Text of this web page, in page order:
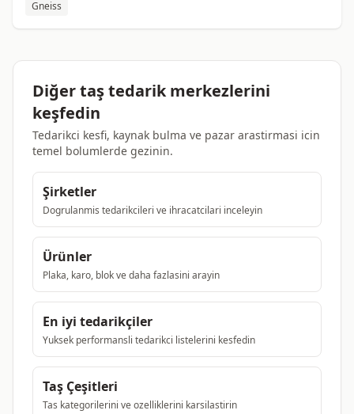
Gneiss
Diğer taş tedarik merkezlerini
keşfedin
Tedarikci kesfi, kaynak bulma ve pazar arastirmasi icin
temel bolumlerde gezinin.
Şirketler
Dogrulanmis tedarikcileri ve ihracatcilari inceleyin
Ürünler
Plaka, karo, blok ve daha fazlasini arayin
En iyi tedarikçiler
Yuksek performansli tedarikci listelerini kesfedin
Taş Çeşitleri
Tas kategorilerini ve ozelliklerini karsilastirin